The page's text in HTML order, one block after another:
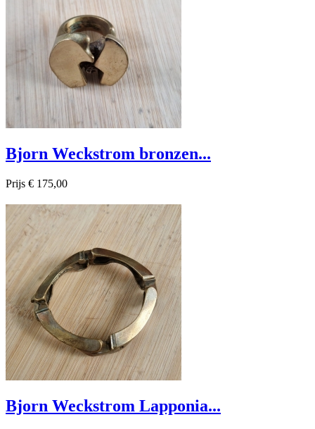
Bjorn Weckstrom bronzen...
Prijs € 175,00
 Snel bekijken
Bjorn Weckstrom Lapponia...